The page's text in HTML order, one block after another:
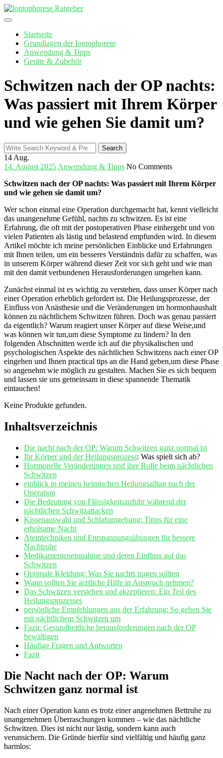
Skip
to
Startseite
Grundlagen der Iontophorese
Anwendung & Tipps
Geräte & Zubehör
Schwitzen nach der OP nachts:
Was passiert mit Ihrem Körper
und wie gehen Sie damit um?
Search
for:
Search
14 Aug.
14. August 2025 Anwendung & Tipps No Comments
Schwitzen​ nach der OP nachts: Was passiert mit Ihrem Körper
und wie gehen sie damit um?
Wer schon einmal eine ​Operation durchgemacht ⁤hat,⁣ kennt vielleicht
das unangenehme Gefühl, nachts zu schwitzen. Es ist eine⁢
Erfahrung, die oft mit⁣ der postoperativen Phase einhergeht und von
vielen Patienten als lästig und belastend ​empfunden wird. In diesem
Artikel möchte ich meine persönlichen⁣ Einblicke und Erfahrungen‍
mit Ihnen teilen, um ein besseres Verständnis dafür zu schaffen, was
in unserem Körper während dieser Zeit vor sich geht und wie man
mit den damit verbundenen Herausforderungen umgehen kann.
Zunächst⁣ einmal ist es wichtig zu ​verstehen, dass ⁤unser Körper nach
einer ‌Operation erheblich gefordert​ ist. Die Heilungsprozesse, der
Einfluss von Anästhesie und​ die Veränderungen im hormonhaushalt
können zu nächtlichem Schwitzen führen. Doch was genau passiert
da eigentlich?​ Warum reagiert unser Körper⁣ auf diese Weise,und
was können wir⁤ tun,um⁤ diese Symptome⁣ zu lindern? In den
folgenden Abschnitten werde ich auf ‌die physikalischen ‍und
psychologischen Aspekte des nächtlichen Schwitzens nach einer OP
eingehen und Ihnen practical tips an die Hand geben,um diese⁢ Phase
so angenehm wie möglich zu gestalten. Machen Sie es sich bequem
und lassen sie uns gemeinsam ​in diese spannende Thematik
eintauchen!
Keine Produkte gefunden.
Inhaltsverzeichnis
Die ⁣nacht nach der OP: Warum Schwitzen ganz normal ist
Ihr Körper und derHeilungsprozess: Was spielt sich ab?
Hormonelle Veränderungen und ihre‌ Rolle beim nächtlichen
Schwitzen
einblick​ in⁣ meinen heimischen Heilungsalltag nach ⁤der
Operation
Die Bedeutung von Flüssigkeitszufuhr während der
⁣nächtlichen Schwitzattacken
Kissenauswahl und Schlafumgebung: Tipps ⁢für ⁤eine
erholsame Nacht
Atemtechniken ‍und Entspannungsübungen für⁤ bessere
Nachtruhe
Medikamenteneinnahme und deren Einfluss auf⁢ das
Schwitzen
Optimale Kleidung:​ Was Sie nachts tragen sollten
Wann sollten Sie ärztliche Hilfe in ‌Anspruch⁣ nehmen?
Das Schwitzen verstehen und akzeptieren: Ein Teil des
Heilungsprozesses
persönliche Empfehlungen aus der Erfahrung: So​ gehen Sie
mit nächtlichem Schwitzen um
Fazit: Gesundheitliche herausforderungen ​nach der OP
bewältigen
Häufige ‍Fragen und Antworten
Fazit
Die Nacht nach der OP: Warum
Schwitzen ganz normal⁣ ist
Nach einer⁣ Operation kann⁤ es trotz einer angenehmen Bettruhe zu
unangenehmen Überraschungen⁢ kommen⁢ –​ wie das nächtliche
Schwitzen. ‍Dies ist nicht nur‌ lästig, ⁣sondern kann auch
verunsichern. Die Gründe hierfür ​sind vielfältig und häufig ganz
harmlos: